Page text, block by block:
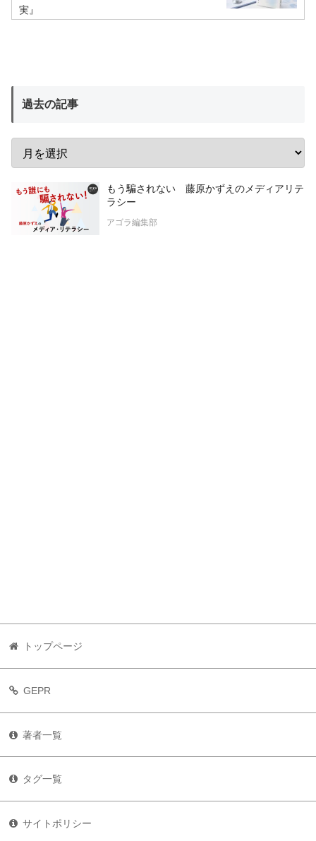
実』
過去の記事
もう騙されない 藤原かずえのメディアリテ
ラシー
アゴラ編集部
トップページ
GEPR
著者一覧
タグ一覧
サイトポリシー